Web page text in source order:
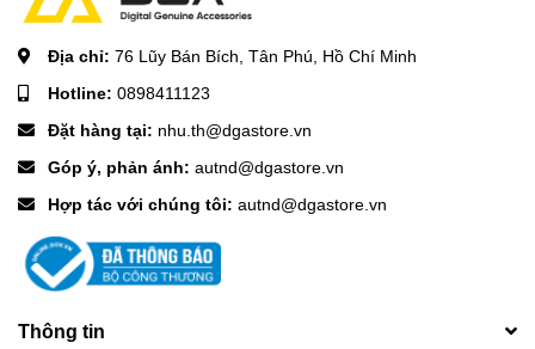
Địa chỉ: 76 Lũy Bán Bích, Tân Phú, Hồ Chí Minh
Hotline: 0898411123
Đặt hàng tại: nhu.th@dgastore.vn
Góp ý, phản ánh: autnd@dgastore.vn
Hợp tác với chúng tôi: autnd@dgastore.vn
Thông tin